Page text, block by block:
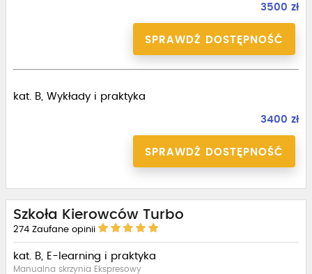
3500 zł
SPRAWDŹ DOSTĘPNOŚĆ
kat. B, Wykłady i praktyka
3400 zł
SPRAWDŹ DOSTĘPNOŚĆ
Szkoła Kierowców Turbo
274 Zaufane opinii
kat. B, E-learning i praktyka
Manualna skrzynia Ekspresowy